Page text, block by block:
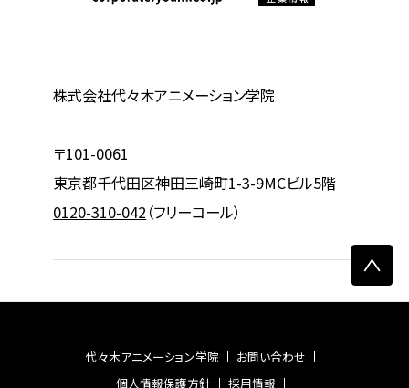
株式会社代々木アニメーション学院
〒101-0061
東京都千代田区神田三崎町1-3-9MCビル5階
0120-310-042 （フリーコール）
代々木アニメーション学院
お問い合わせ
個人情報保護方針
採用情報